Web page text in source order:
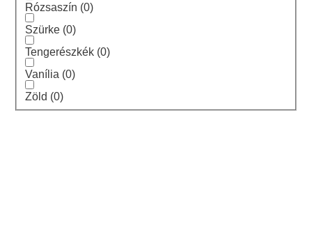
Rózsaszín (0)
Szürke (0)
Tengerészkék (0)
Vanília (0)
Zöld (0)